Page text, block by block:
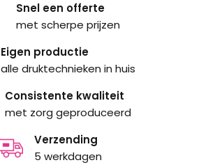
Snel een offerte
met scherpe prijzen
Eigen productie
alle druktechnieken in huis
Consistente kwaliteit
met zorg geproduceerd
Verzending
5 werkdagen